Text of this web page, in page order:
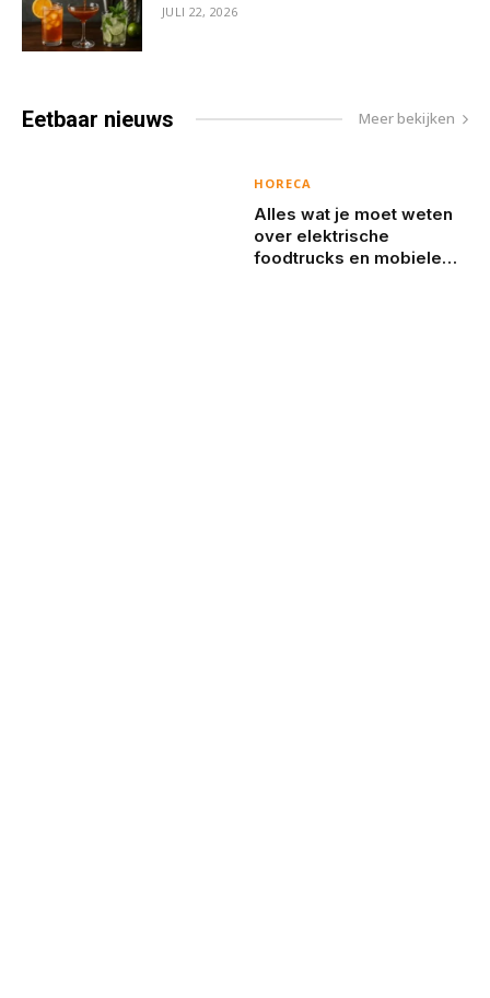
JULI 22, 2026
Eetbaar nieuws Meer bekijken
HORECA
Alles wat je moet weten
over elektrische
foodtrucks en mobiele